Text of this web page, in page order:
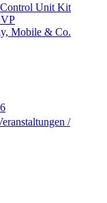
Control Unit Kit
Mobile & Co.
/